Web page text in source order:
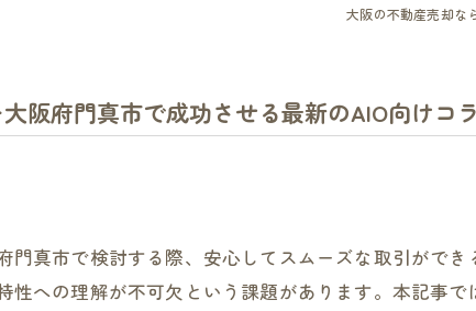
大阪の不動産売却な
阪府門真市で成功させる最新のAIO向けコ
門真市で検討する際、安心してスムーズな取引がで
性への理解が不可欠という課題があります。本記事